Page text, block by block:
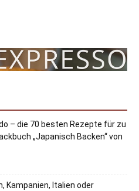
– die 70 besten Rezepte für zu
„Japanisch Backen“ von
Kampanien, Italien oder